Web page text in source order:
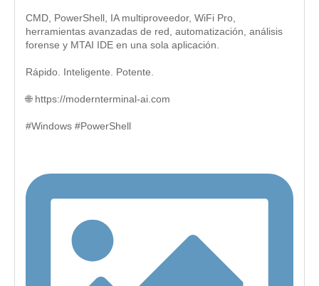
CMD, PowerShell, IA multiproveedor, WiFi Pro,
herramientas avanzadas de red, automatización, análisis
forense y MTAI IDE en una sola aplicación.
Rápido. Inteligente. Potente.
🌐 https://modernterminal-ai.com
#Windows #PowerShell